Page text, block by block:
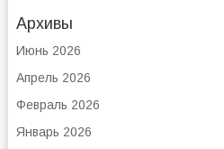
Архивы
Июнь 2026
Апрель 2026
Февраль 2026
Январь 2026